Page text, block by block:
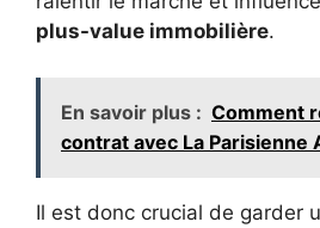
plus-value immobilière.
En savoir plus : Comment
contrat avec La Parisienne
Il est donc crucial de garder